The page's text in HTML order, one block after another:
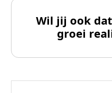
Wil jij ook
groei